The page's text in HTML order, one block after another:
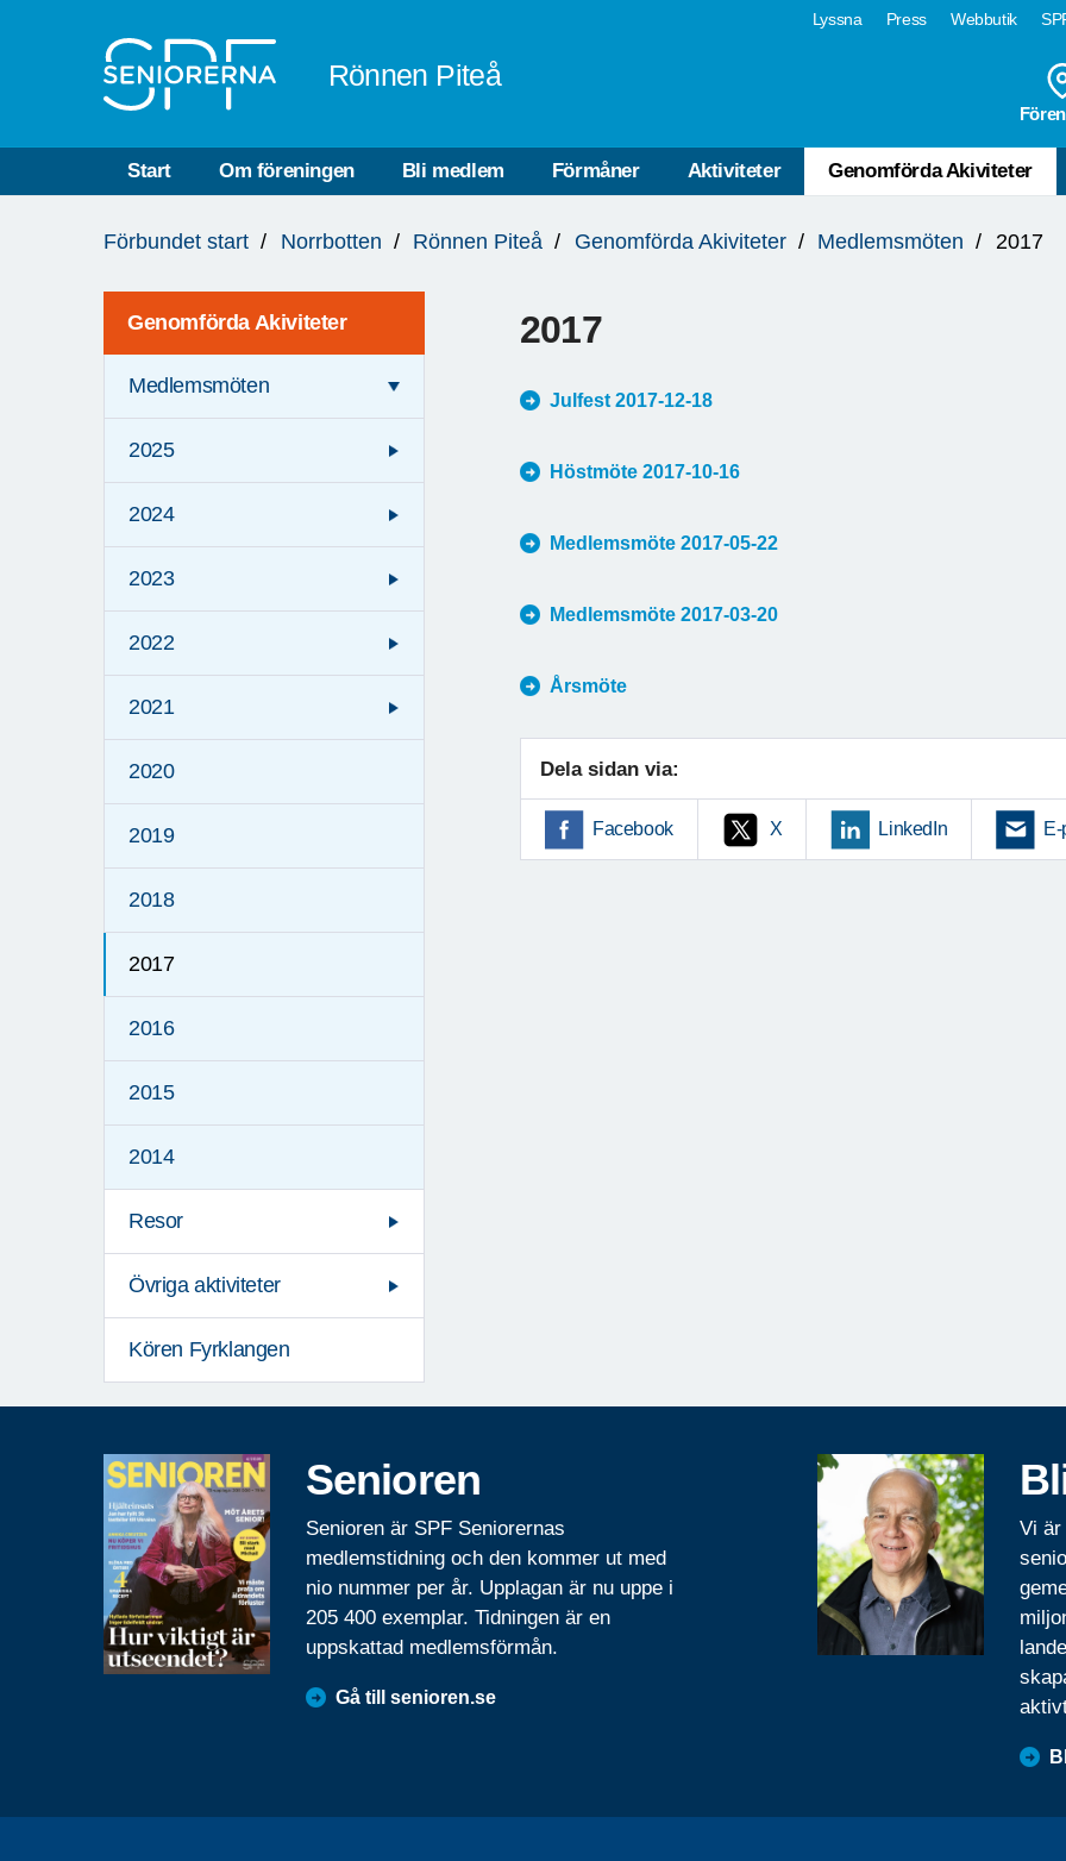
Lyssna Press Webbutik
Rönnen Piteå
Start Om föreningen Bli medlem Förmåner Aktiviteter Genomförda Akiviteter
är
Förbundet start Norrbotten Rönnen Piteå Genomförda Akiviteter Medlemsmöten 2017
Genomförda Akiviteter
Medlemsmöten
2025
2024
2023
2022
2021
2020
2019
2018
2017
2016
2015
2014
Resor
Övriga aktiviteter
Kören Fyrklangen
2017
Julfest 2017-12-18
Höstmöte 2017-10-16
Medlemsmöte 2017-05-22
Medlemsmöte 2017-03-20
Årsmöte
Dela sidan via:
Facebook X LinkedIn
Senioren
Senioren är SPF Seniorernas
medlemstidning och den kommer ut med
nio nummer per år. Upplagan är nu uppe i
205 400 exemplar. Tidningen är en
uppskattad medlemsförmån.
Gå till senioren.se
Vi är